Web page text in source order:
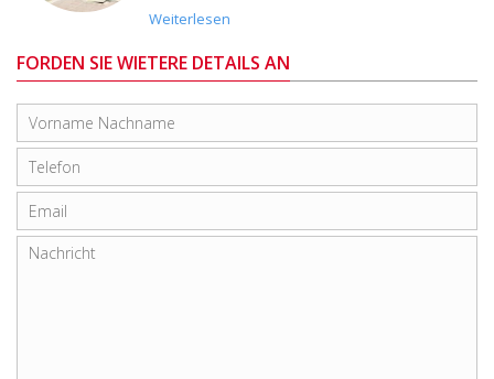
Weiterlesen
FORDEN SIE WIETERE DETAILS AN